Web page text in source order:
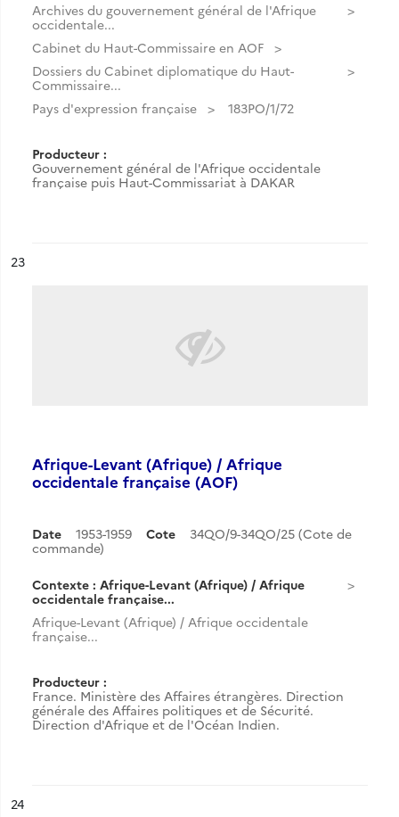
Archives du gouvernement général de l'Afrique
occidentale...
Cabinet du Haut-Commissaire en AOF
Dossiers du Cabinet diplomatique du Haut-
Commissaire...
Pays d'expression française
183PO/1/72
Producteur :
Gouvernement général de l'Afrique occidentale
française puis Haut-Commissariat à DAKAR
n°
23
Afrique-Levant (Afrique) / Afrique
occidentale française (AOF)
Date 1953-1959 Cote
34QO/9-34QO/25 (Cote de
commande)
Contexte : Afrique-Levant (Afrique) / Afrique
occidentale française...
Afrique-Levant (Afrique) / Afrique occidentale
française...
Producteur :
France. Ministère des Affaires étrangères. Direction
générale des Affaires politiques et de Sécurité.
Direction d'Afrique et de l'Océan Indien.
n°
24